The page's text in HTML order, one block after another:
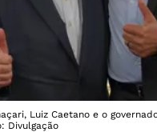
Luiz Caetano e o
Divulgação